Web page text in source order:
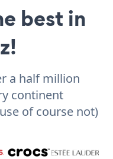
best in
a half million
continent
of course not)